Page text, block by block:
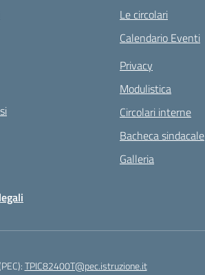
Le circolari
Calendario Eventi
Privacy
Modulistica
Circolari interne
Bacheca sindacale
Galleria
TPIC82400T@pec.istruzione.it